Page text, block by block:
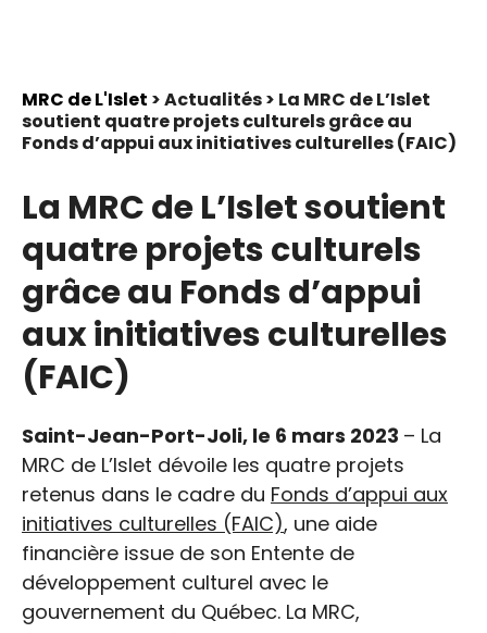
MRC de L'Islet > Actualités > La MRC de L’Islet
soutient quatre projets culturels grâce au
Fonds d’appui aux initiatives culturelles (FAIC)
La MRC de L’Islet soutient
quatre projets culturels
grâce au Fonds d’appui
aux initiatives culturelles
(FAIC)
Saint-Jean-Port-Joli, le 6 mars 2023 – La
MRC de L’Islet dévoile les quatre projets
retenus dans le cadre du Fonds d’appui aux
initiatives culturelles (FAIC), une aide
financière issue de son Entente de
développement culturel avec le
gouvernement du Québec. La MRC,